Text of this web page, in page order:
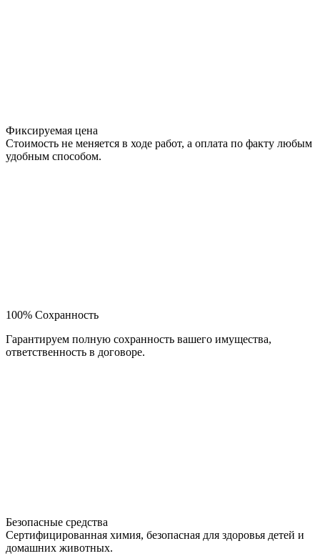
Фиксируемая цена
Стоимость не меняется в ходе работ, а оплата по факту любым
удобным способом.
100% Сохранность
Гарантируем полную сохранность вашего имущества,
ответственность в договоре.
Безопасные средства
Сертифицированная химия, безопасная для здоровья детей и
домашних животных.